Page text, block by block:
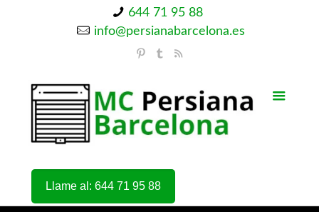
644 71 95 88
info@persianabarcelona.es
Llame al: 644 71 95 88